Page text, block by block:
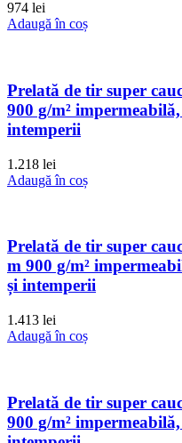
974 lei
Adaugă în coș
Prelată de tir super
900 g/m²
intemperii
1.218 lei
Adaugă în coș
Prelată de tir super
m 900 g/m²
și intemperii
1.413 lei
Adaugă în coș
Prelată de tir super
900 g/m²